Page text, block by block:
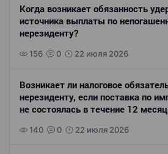
Когда возникает обязанность
источника выплаты по
нерезиденту?
156 0 22 июля 2026
Возникает ли налоговое
нерезиденту, если поставка по
не состоялась в течение 12
140 0 22 июля 2026